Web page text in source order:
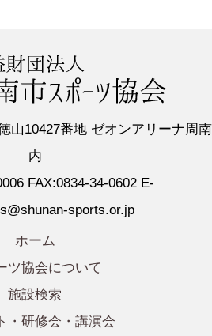
山10427番地 ゼオンアリーナ周南
内
FAX:0834-34-0602 E-
sports.or.jp
ホーム
ツ協会について
施設検索
・研修会・講演会